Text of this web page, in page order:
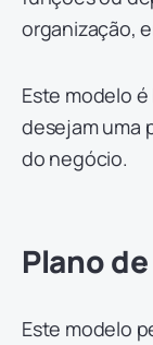
organização,
Este modelo
desejam uma
do negócio.
Plano
Este modelo